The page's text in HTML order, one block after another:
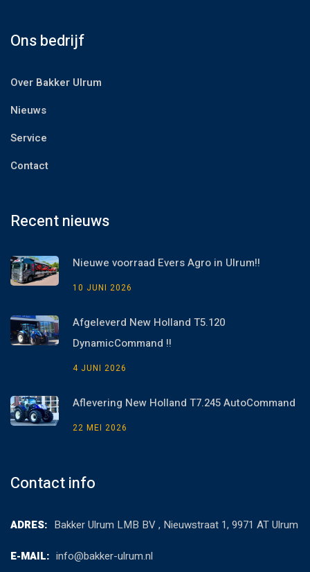
Ons bedrijf
Over Bakker Ulrum
Nieuws
Service
Contact
Recent nieuws
Nieuwe voorraad Evers Agro in Ulrum!!
10 JUNI 2026
Afgeleverd New Holland T5.120
DynamicCommand !!
4 JUNI 2026
Aflevering New Holland T7.245 AutoCommand
22 MEI 2026
Contact info
ADRES: Bakker Ulrum LMB BV , Nieuwstraat 1, 9971 AT Ulrum
E-MAIL: info@bakker-ulrum.nl